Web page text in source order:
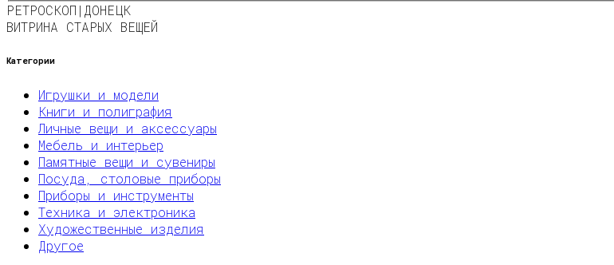
РЕТРОСКОП|ДОНЕЦК
ВИТРИНА СТАРЫХ ВЕЩЕЙ
Категории
Игрушки и модели
Книги и полиграфия
Личные вещи и аксессуары
Мебель и интерьер
Памятные вещи и сувениры
Посуда, столовые приборы
Приборы и инструменты
Техника и электроника
Художественные изделия
Другое